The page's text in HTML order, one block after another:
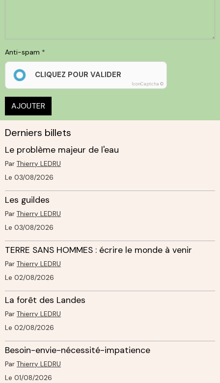
Anti-spam
CLIQUEZ POUR VALIDER
IconCaptcha ©
AJOUTER
Derniers billets
Le problème majeur de l'eau
Par Thierry LEDRU
Le 03/08/2026
Les guildes
Par Thierry LEDRU
Le 03/08/2026
TERRE SANS HOMMES : écrire le monde à venir
Par Thierry LEDRU
Le 02/08/2026
La forêt des Landes
Par Thierry LEDRU
Le 02/08/2026
Besoin-envie-nécessité-impatience
Par Thierry LEDRU
Le 01/08/2026